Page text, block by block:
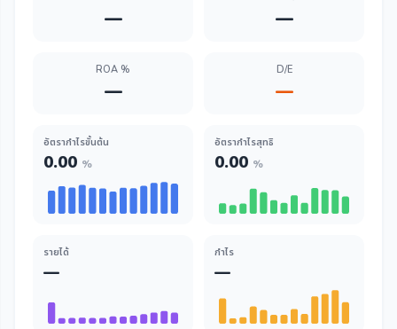
— —
ROA %
—
D/E
—
อัตรากำไรขั้นต้น
0.00 %
อัตรากำไรสุทธิ
0.00 %
รายได้
—
กำไร
—